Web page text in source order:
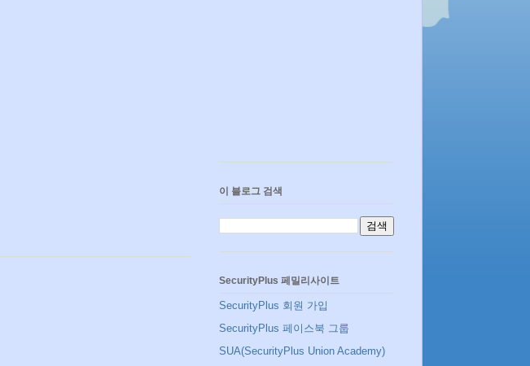
이 블로그 검색
SecurityPlus 페밀리사이트
SecurityPlus 회원 가입
SecurityPlus 페이스북 그룹
SUA(SecurityPlus Union Academy)